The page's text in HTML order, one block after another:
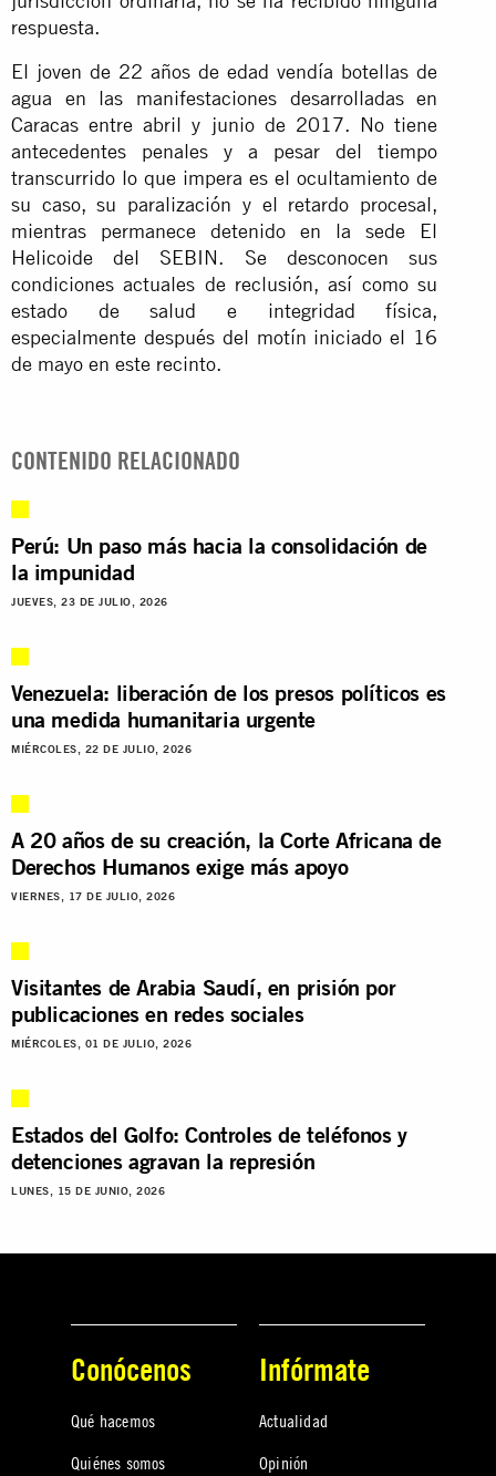
respuesta.
El joven de 22 años de edad vendía botellas de
agua en las manifestaciones desarrolladas en
Caracas entre abril y junio de 2017. No tiene
antecedentes penales y a pesar del tiempo
transcurrido lo que impera es el ocultamiento de
su caso, su paralización y el retardo procesal,
mientras permanece detenido en la sede El
Helicoide del SEBIN. Se desconocen sus
condiciones actuales de reclusión, así como su
estado de salud e integridad física,
especialmente después del motín iniciado el 16
de mayo en este recinto.
CONTENIDO RELACIONADO
Perú: Un paso más hacia la consolidación de
la impunidad
JUEVES, 23 DE JULIO, 2026
Venezuela: liberación de los presos políticos es
una medida humanitaria urgente
MIÉRCOLES, 22 DE JULIO, 2026
A 20 años de su creación, la Corte Africana de
Derechos Humanos exige más apoyo
VIERNES, 17 DE JULIO, 2026
Visitantes de Arabia Saudí, en prisión por
publicaciones en redes sociales
MIÉRCOLES, 01 DE JULIO, 2026
Estados del Golfo: Controles de teléfonos y
detenciones agravan la represión
LUNES, 15 DE JUNIO, 2026
Conócenos
Qué hacemos
Quiénes somos
Infórmate
Actualidad
Opinión